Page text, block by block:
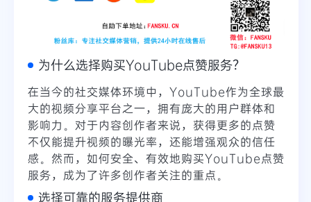
为什么选择购买YouTube点赞服务？
在当今的社交媒体环境中，YouTube作为全球最
大的视频分享平台之一，拥有庞大的用户群体和
影响力。对于内容创作者来说，获得更多的点赞
不仅能提升视频的曝光率，还能增强观众的信任
感。然而，如何安全、有效地购买YouTube点赞
服务，成为了许多创作者关注的重点。
选择可靠的服务提供商